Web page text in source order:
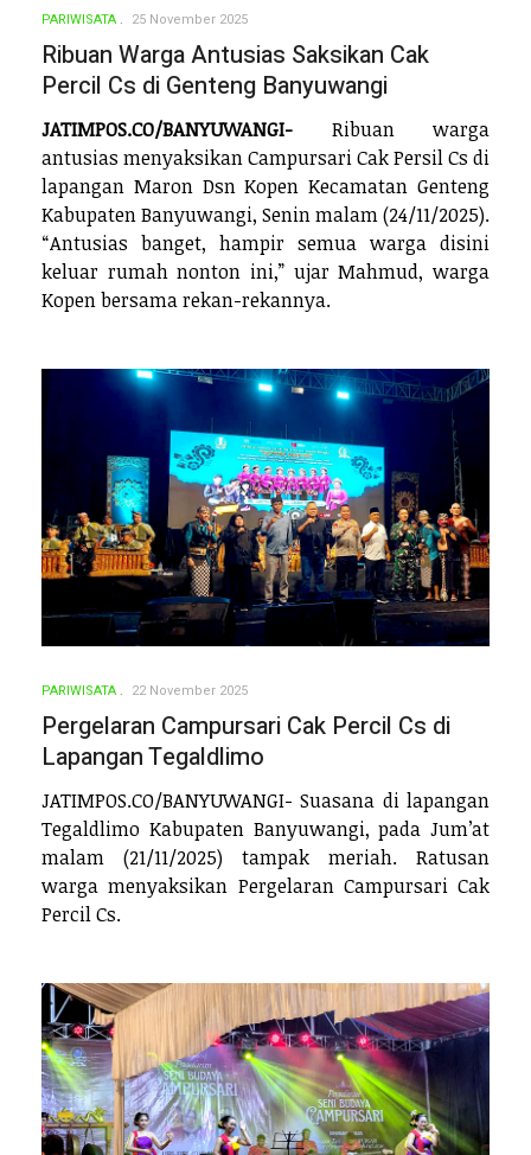
PARIWISATA 25 November 2025
Ribuan Warga Antusias Saksikan Cak
Percil Cs di Genteng Banyuwangi
JATIMPOS.CO/BANYUWANGI- Ribuan warga
antusias menyaksikan Campursari Cak Persil Cs di
lapangan Maron Dsn Kopen Kecamatan Genteng
Kabupaten Banyuwangi, Senin malam (24/11/2025).
“Antusias banget, hampir semua warga disini
keluar rumah nonton ini,” ujar Mahmud, warga
Kopen bersama rekan-rekannya.
PARIWISATA 22 November 2025
Pergelaran Campursari Cak Percil Cs di
Lapangan Tegaldlimo
JATIMPOS.CO/BANYUWANGI- Suasana di lapangan
Tegaldlimo Kabupaten Banyuwangi, pada Jum’at
malam (21/11/2025) tampak meriah. Ratusan
warga menyaksikan Pergelaran Campursari Cak
Percil Cs.